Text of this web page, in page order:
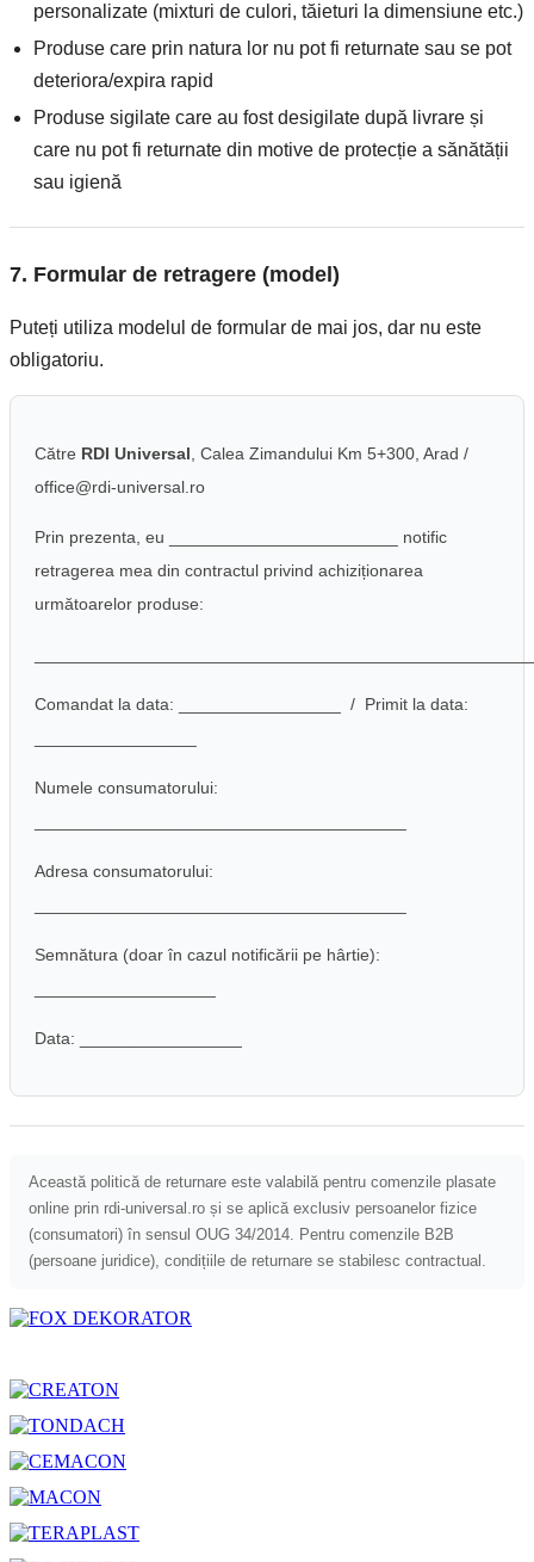
personalizate (mixturi de culori, tăieturi la dimensiune etc.)
Produse care prin natura lor nu pot fi returnate sau se pot
deteriora/expira rapid
Produse sigilate care au fost desigilate după livrare și
care nu pot fi returnate din motive de protecție a sănătății
sau igienă
7. Formular de retragere (model)
Puteți utiliza modelul de formular de mai jos, dar nu este
obligatoriu.
Către RDI Universal, Calea Zimandului Km 5+300, Arad /
office@rdi-universal.ro
Prin prezenta, eu ________________________ notific
retragerea mea din contractul privind achiziționarea
următoarelor produse:
Comandat la data: _________________ / Primit la data:
Numele consumatorului:
Adresa consumatorului:
Semnătura (doar în cazul notificării pe hârtie):
Data: _________________
Această politică de returnare este valabilă pentru comenzile plasate
online prin rdi-universal.ro și se aplică exclusiv persoanelor fizice
(consumatori) în sensul OUG 34/2014. Pentru comenzile B2B
(persoane juridice), condițiile de returnare se stabilesc contractual.